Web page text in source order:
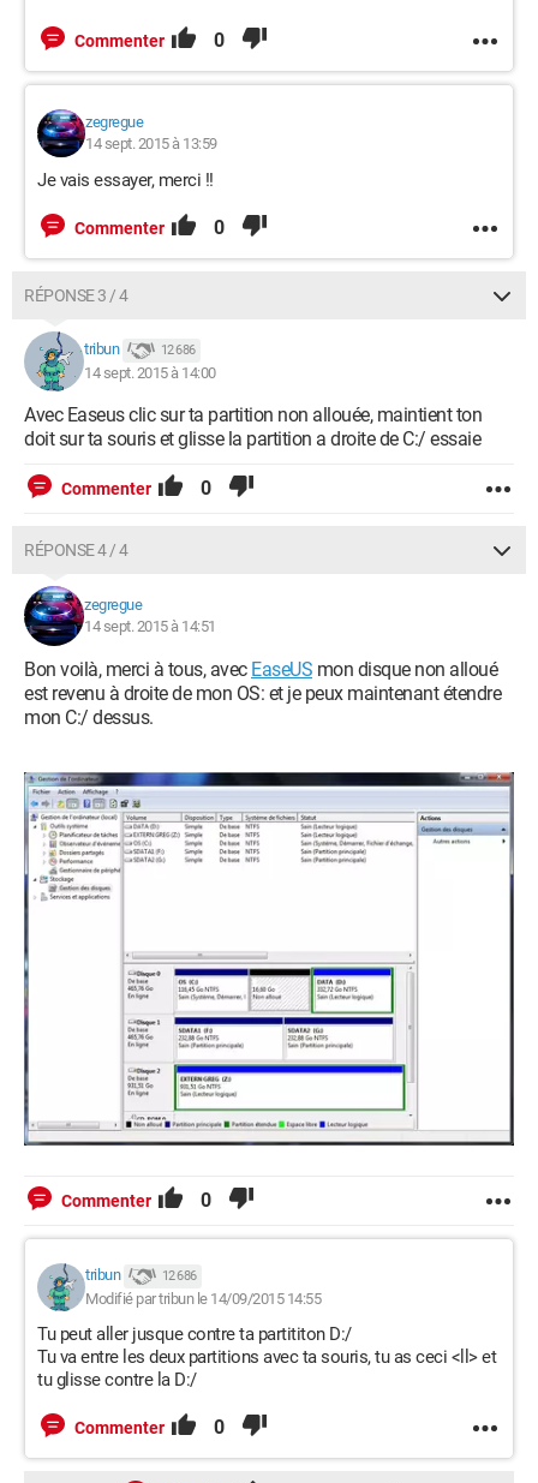
Commenter 0
zegregue
14 sept. 2015 à 13:59
Je vais essayer, merci !!
Commenter 0
RÉPONSE 3 / 4
tribun 12 686
14 sept. 2015 à 14:00
Avec Easeus clic sur ta partition non allouée, maintient ton
doit sur ta souris et glisse la partition a droite de C:/ essaie
Commenter 0
RÉPONSE 4 / 4
zegregue
14 sept. 2015 à 14:51
Bon voilà, merci à tous, avec EaseUS mon disque non alloué
est revenu à droite de mon OS: et je peux maintenant étendre
mon C:/ dessus.
Commenter 0
tribun 12 686
Modifié par tribun le 14/09/2015 14:55
Tu peut aller jusque contre ta partititon D:/
Tu va entre les deux partitions avec ta souris, tu as ceci <ll> et
tu glisse contre la D:/
Commenter 0